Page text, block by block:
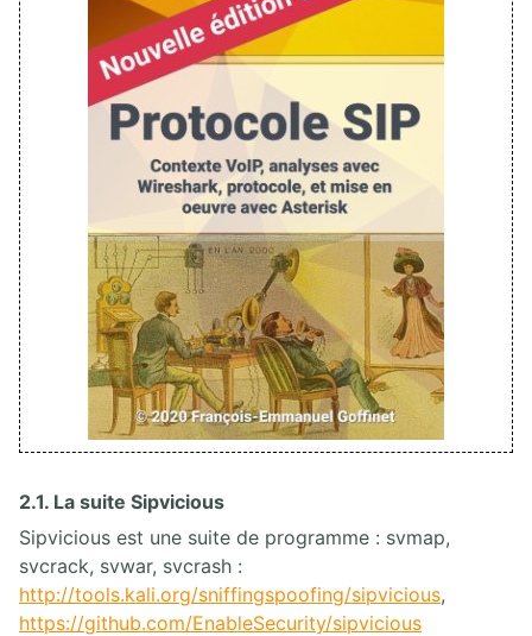
2.1. La suite Sipvicious
Sipvicious est une suite de programme : svmap,
svcrack, svwar, svcrash :
http://tools.kali.org/sniffingspoofing/sipvicious,
https://github.com/EnableSecurity/sipvicious